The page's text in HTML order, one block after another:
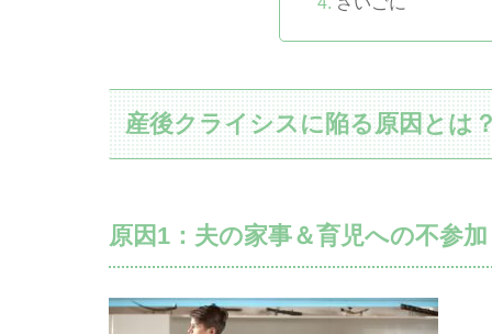
産後クライシスに陥る原因とは
原因1：夫の家事＆育児への不参加